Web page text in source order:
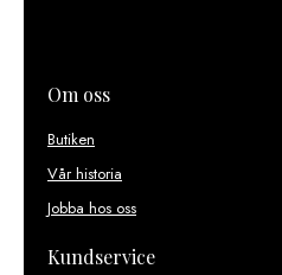
Om oss
Butiken
Vår historia
Jobba hos oss
Kundservice